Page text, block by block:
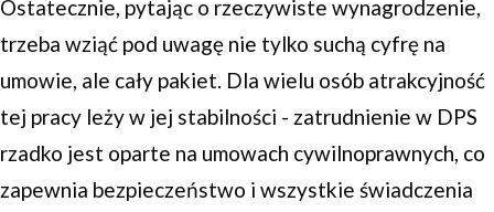
Ostatecznie, pytając o rzeczywiste wynagrodzenie,
trzeba wziąć pod uwagę nie tylko suchą cyfrę na
umowie, ale cały pakiet. Dla wielu osób atrakcyjność
tej pracy leży w jej stabilności - zatrudnienie w DPS
rzadko jest oparte na umowach cywilnoprawnych, co
zapewnia bezpieczeństwo i wszystkie świadczenia